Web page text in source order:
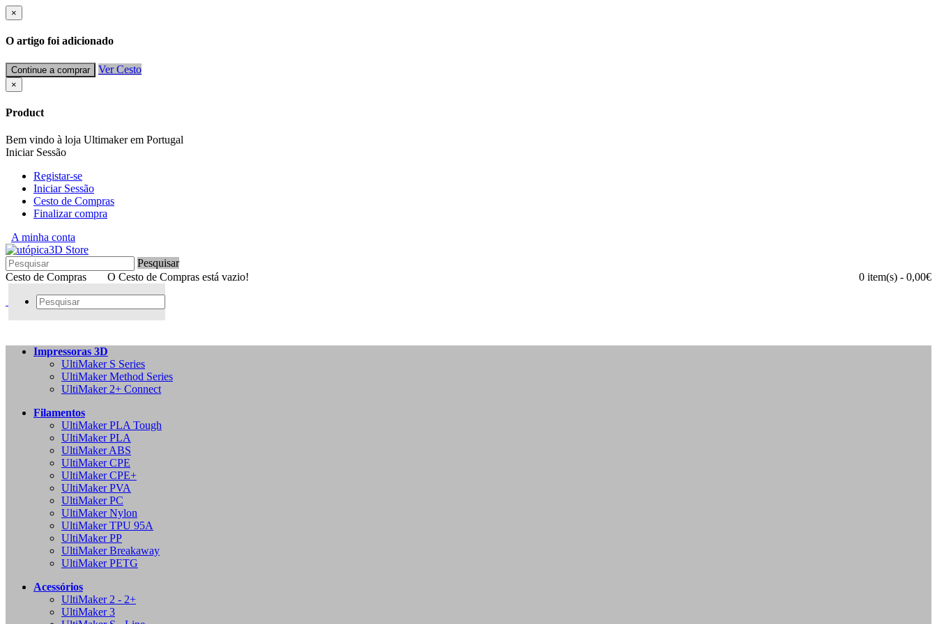
×
O artigo foi adicionado
Continue a comprar Ver Cesto
×
Product
Bem vindo à loja Ultimaker em Portugal
Iniciar Sessão
Registar-se
Iniciar Sessão
Cesto de Compras
Finalizar compra
A minha conta
Pesquisar
Cesto de Compras
0 item(s) - 0,00€
O Cesto de Compras está vazio!
Impressoras 3D
UltiMaker S Series
UltiMaker Method Series
UltiMaker 2+ Connect
Filamentos
UltiMaker PLA Tough
UltiMaker PLA
UltiMaker ABS
UltiMaker CPE
UltiMaker CPE+
UltiMaker PVA
UltiMaker PC
UltiMaker Nylon
UltiMaker TPU 95A
UltiMaker PP
UltiMaker Breakaway
UltiMaker PETG
Acessórios
UltiMaker 2 - 2+
UltiMaker 3